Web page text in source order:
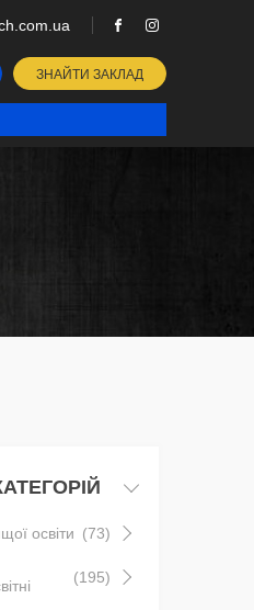
ЗНАЙТИ ЗАКЛАД
освіти (73)
(195)